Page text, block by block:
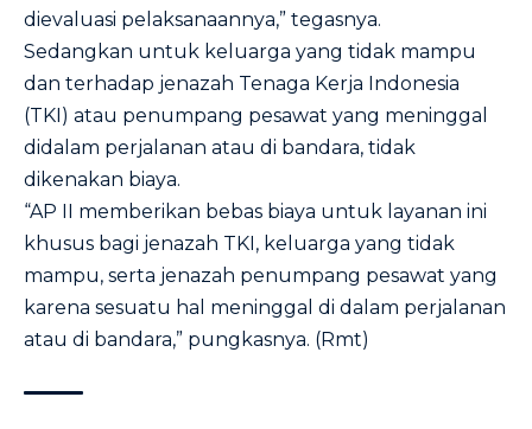
dievaluasi pelaksanaannya,” tegasnya.
Sedangkan untuk keluarga yang tidak mampu
dan terhadap jenazah Tenaga Kerja Indonesia
(TKI) atau penumpang pesawat yang meninggal
didalam perjalanan atau di bandara, tidak
dikenakan biaya.
“AP II memberikan bebas biaya untuk layanan ini
khusus bagi jenazah TKI, keluarga yang tidak
mampu, serta jenazah penumpang pesawat yang
karena sesuatu hal meninggal di dalam perjalanan
atau di bandara,” pungkasnya. (Rmt)